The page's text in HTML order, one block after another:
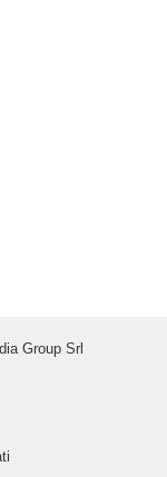
Group Srl